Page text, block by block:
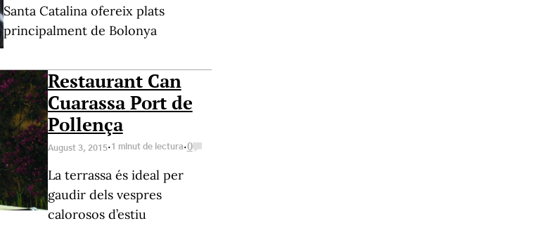
Santa Catalina ofereix plats
principalment de Bolonya
Restaurant Can
Cuarassa Port de
Pollença
August 3, 2015·1 minut de lectura·0
La terrassa és ideal per
gaudir dels vespres
calorosos d’estiu